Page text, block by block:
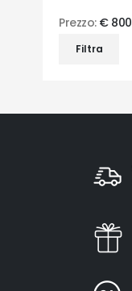
Filtra
Prezzo: € 800